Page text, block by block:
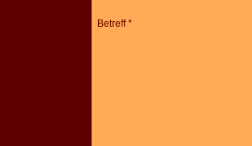
Betreff *